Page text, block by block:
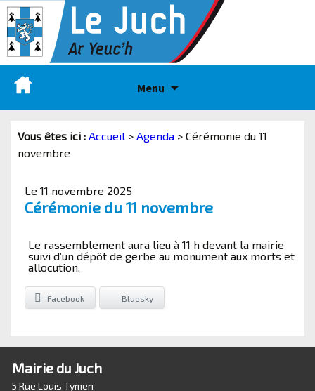
Menu
Vous êtes ici : Accueil > Agenda > Cérémonie du 11
novembre
Le 11 novembre 2025
Cérémonie du 11 novembre
Le rassemblement aura lieu à 11 h devant la mairie
suivi d’un dépôt de gerbe au monument aux morts et
allocution.
Facebook Bluesky
Mairie du Juch
5 Rue Louis Tymen